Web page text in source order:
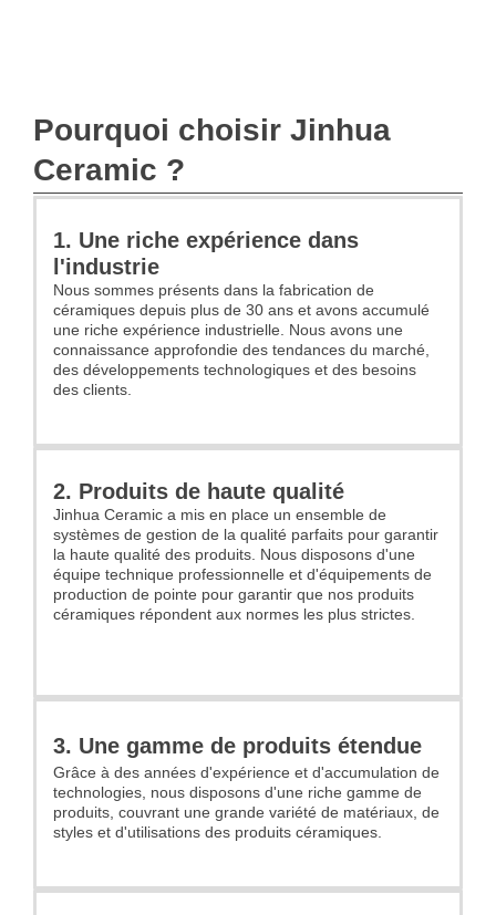
Pourquoi choisir Jinhua
Ceramic ?
1. Une riche expérience dans
l'industrie
Nous sommes présents dans la fabrication de
céramiques depuis plus de 30 ans et avons accumulé
une riche expérience industrielle. Nous avons une
connaissance approfondie des tendances du marché,
des développements technologiques et des besoins
des clients.
2. Produits de haute qualité
Jinhua Ceramic a mis en place un ensemble de
systèmes de gestion de la qualité parfaits pour garantir
la haute qualité des produits. Nous disposons d'une
équipe technique professionnelle et d'équipements de
production de pointe pour garantir que nos produits
céramiques répondent aux normes les plus strictes.
3. Une gamme de produits étendue
Grâce à des années d'expérience et d'accumulation de
technologies, nous disposons d'une riche gamme de
produits, couvrant une grande variété de matériaux, de
styles et d'utilisations des produits céramiques.